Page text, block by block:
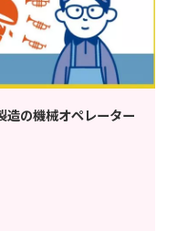
造の機械オペレーター